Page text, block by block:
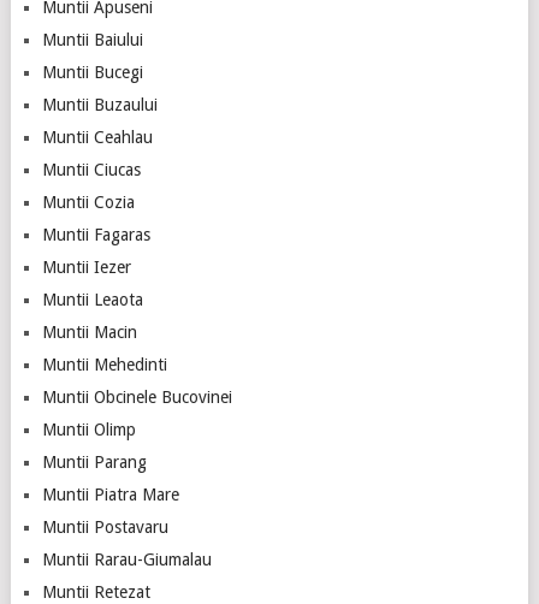
Muntii Apuseni
Muntii Baiului
Muntii Bucegi
Muntii Buzaului
Muntii Ceahlau
Muntii Ciucas
Muntii Cozia
Muntii Fagaras
Muntii Iezer
Muntii Leaota
Muntii Macin
Muntii Mehedinti
Muntii Obcinele Bucovinei
Muntii Olimp
Muntii Parang
Muntii Piatra Mare
Muntii Postavaru
Muntii Rarau-Giumalau
Muntii Retezat